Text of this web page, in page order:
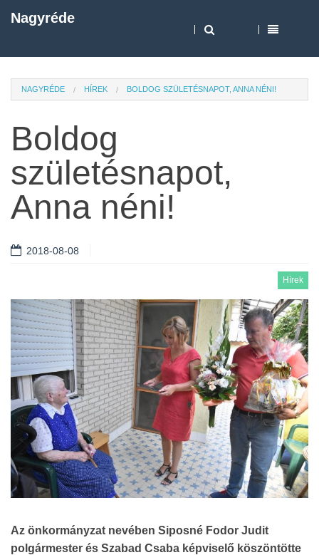
Nagyréde
NAGYRÉDE HÍREK BOLDOG SZÜLETÉSNAPOT, ANNA NÉNI!
Boldog
születésnapot,
Anna néni!
2018-08-08
Hírek
Az önkormányzat nevében Siposné Fodor Judit
polgármester és Szabad Csaba képviselő köszöntötte